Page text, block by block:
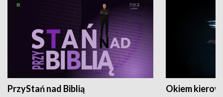
PrzyStań nad Biblią Okiem